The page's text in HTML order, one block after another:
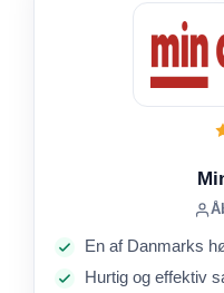
En af Danmarks
Hurtig og effektiv